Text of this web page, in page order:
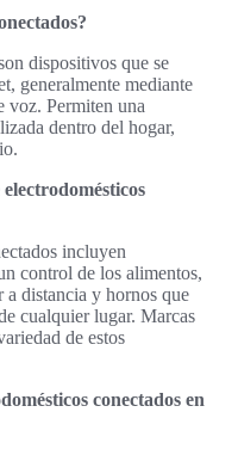
dispositivos que se
generalmente mediante
voz. Permiten una
dentro del hogar,
incluyen
control de los alimentos,
a distancia y hornos que
cualquier lugar. Marcas
de estos
conectados en